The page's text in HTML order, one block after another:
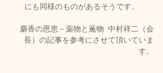
にも同様のものがあるそうです。
麝香の恩恵－薬物と薫物  中村祥二（会
長）の記事を参考にさせて頂いていま
す。